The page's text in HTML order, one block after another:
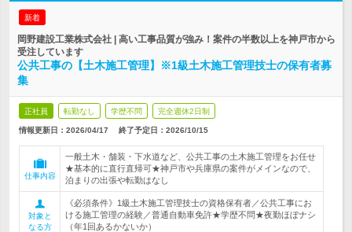
新着
岡野建設工業株式会社 | 高い工事品質が強み！案件の半数以上を神戸市から
受注しています
公共工事の【土木施工管理】※1級土木施工管理技士の保有者募
集
正社員 転勤なし 学歴不問 完全週休2日制
情報更新日：2026/04/17 終了予定日： 2026/10/15
仕事内容
一般土木・舗装・下水道など、公共工事の土木施工管理をお任せ
★基本的に直行直帰可★神戸市や兵庫県の案件がメインなので、
泊まりの出張や転勤はなし
対象と
なる方
《必須条件》1級土木施工管理技士の資格保有者／公共工事にお
ける施工管理の経験／普通自動車免許★学歴不問★夜勤ほぼナシ
（年1回あるかないか）